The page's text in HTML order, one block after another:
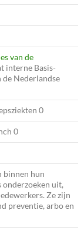
van de
interne Basis-
Nederlandse
0
0
binnen hun
onderzoeken uit,
Ze zijn
preventie, arbo en